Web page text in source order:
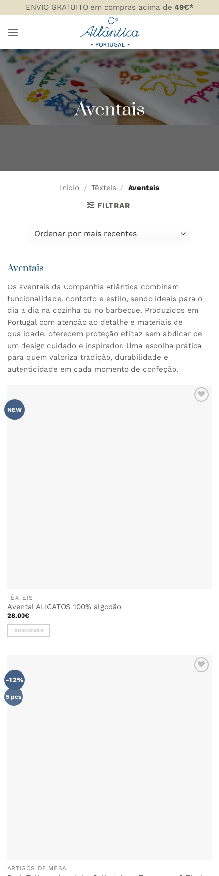
to
content
ENVIO GRATUITO em compras acima de 49€*
Aventais
Início / Têxteis / Aventais
FILTRAR
Aventais
Os aventais da Companhia Atlântica combinam
funcionalidade, conforto e estilo, sendo ideais para o
dia a dia na cozinha ou no barbecue. Produzidos em
Portugal com atenção ao detalhe e materiais de
qualidade, oferecem proteção eficaz sem abdicar de
um design cuidado e inspirador. Uma escolha prática
para quem valoriza tradição, durabilidade e
autenticidade em cada momento de confeção.
NEW
TÊXTEIS
Avental ALICATOS 100% algodão
28.00€
ADICIONAR
-12%
5 pcs
ARTIGOS DE MESA